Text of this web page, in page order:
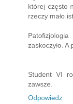
której często
rzeczy mało
zaskoczyło. A
Student VI
zawsze.
Odpowiedz